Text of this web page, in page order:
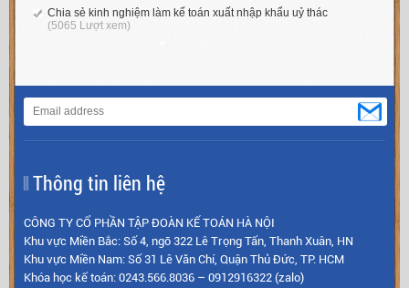
Chia sẻ kinh nghiệm làm kế toán xuất nhập khẩu uỷ thác
(5065 Lượt xem)
Thông tin liên hệ
CÔNG TY CỔ PHẦN TẬP ĐOÀN KẾ TOÁN HÀ NỘI
Khu vực Miền Bắc: Số 4, ngõ 322 Lê Trọng Tấn, Thanh Xuân, HN
Khu vực Miền Nam: Số 31 Lê Văn Chí, Quận Thủ Đức, TP. HCM
Khóa học kế toán: 0243.566.8036 – 0912916322 (zalo)